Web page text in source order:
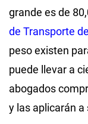
grande es de
de Transporte
peso existen
puede llevar a
abogados
y las aplicarán a